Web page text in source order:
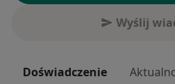
Wyślij
Doświadczenie